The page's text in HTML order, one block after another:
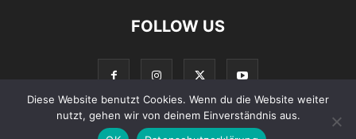
FOLLOW US
Diese Website benutzt Cookies. Wenn du die Website weiter
nutzt, gehen wir von deinem Einverständnis aus.